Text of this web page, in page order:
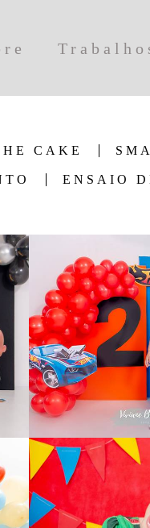
CAKE
ENSAIO